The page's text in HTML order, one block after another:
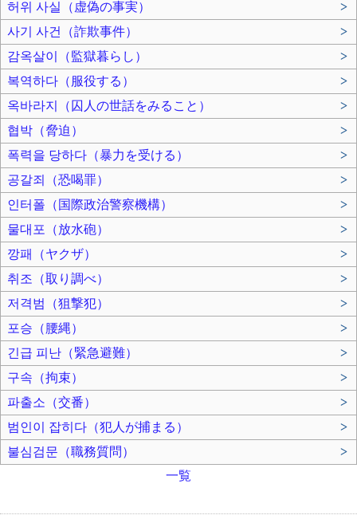
허위 사실（虚偽の事実）
>
사기 사건（詐欺事件）
>
감옥살이（監獄暮らし）
>
복역하다（服役する）
>
옥바라지（囚人の世話をみること）
>
협박（脅迫）
>
폭력을 당하다（暴力を受ける）
>
공갈죄（恐喝罪）
>
인터폴（国際政治警察機構）
>
물대포（放水砲）
>
깡패（ヤクザ）
>
취조（取り調べ）
>
저격범（狙撃犯）
>
포승（腰縄）
>
긴급 피난（緊急避難）
>
구속（拘束）
>
파출소（交番）
>
범인이 잡히다（犯人が捕まる）
>
불심검문（職務質問）
>
一覧